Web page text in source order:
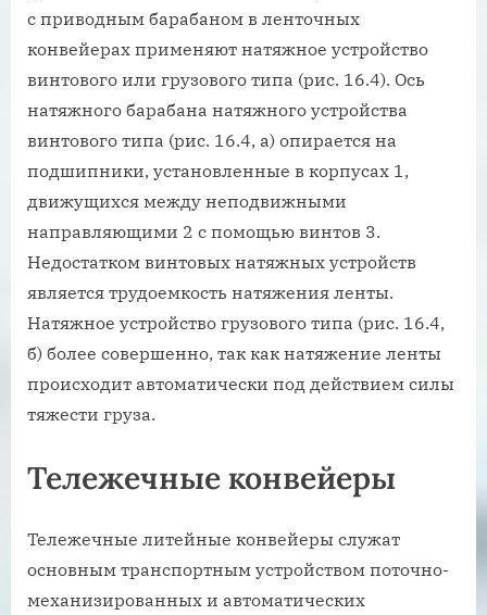
с приводным барабаном в ленточных
конвейерах применяют натяжное устройство
винтового или грузового типа (рис. 16.4). Ось
натяжного барабана натяжного устройства
винтового типа (рис. 16.4, а) опирается на
подшипники, установленные в корпусах 1,
движущихся между неподвижными
направляющими 2 с помощью винтов 3.
Недостатком винтовых натяжных устройств
является трудоемкость натяжения ленты.
Натяжное устройство грузового типа (рис. 16.4,
б) более совершенно, так как натяжение ленты
происходит автоматически под действием силы
тяжести груза.
Тележечные конвейеры
Тележечные литейные конвейеры служат
основным транспортным устройством поточно-
механизированных и автоматических